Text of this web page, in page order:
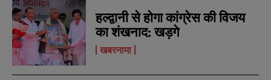
N
a
m
e
*
E
m
a
iN
N
a
m
e
*
E
m
a
iN
हल्द्वानी से होगा कांग्रेस की विजय
का शंखनाद: खड़गे
खबरनामा